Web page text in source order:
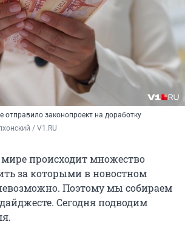
отправило законопроект на доработку
/ V1.RU
происходит множество
за которыми в новостном
Поэтому мы собираем
Сегодня подводим